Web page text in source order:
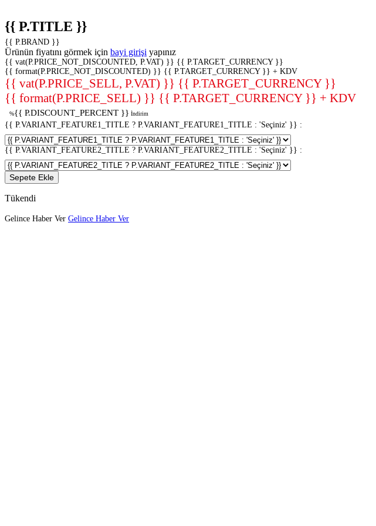
{{ P.TITLE }}
{{ P.BRAND }}
Ürünün fiyatını görmek için bayi girişi yapınız
{{ vat(P.PRICE_NOT_DISCOUNTED, P.VAT) }} {{ P.TARGET_CURRENCY }}
{{ format(P.PRICE_NOT_DISCOUNTED) }} {{ P.TARGET_CURRENCY }} + KDV
{{ vat(P.PRICE_SELL, P.VAT) }} {{ P.TARGET_CURRENCY }}
{{ format(P.PRICE_SELL) }} {{ P.TARGET_CURRENCY }} + KDV
%{{ P.DISCOUNT_PERCENT }} İndirim
{{ P.VARIANT_FEATURE1_TITLE ? P.VARIANT_FEATURE1_TITLE : 'Seçiniz' }} :
{{ P.VARIANT_FEATURE2_TITLE ? P.VARIANT_FEATURE2_TITLE : 'Seçiniz' }} :
Sepete Ekle
Tükendi
Gelince Haber Ver Gelince Haber Ver